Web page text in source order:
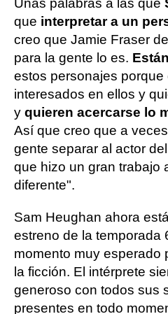
Unas palabras a las que
que interpretar a un
creo que Jamie Fraser
para la gente lo es.
estos personajes porque
interesados ​​en ellos y
y quieren acercarse lo
Así que creo que a
gente separar al actor
que hizo un gran trabajo
diferente".
Sam Heughan ahora
estreno de la temporada
momento muy esperado
la ficción. El intérprete
generoso con todos sus
presentes en todo